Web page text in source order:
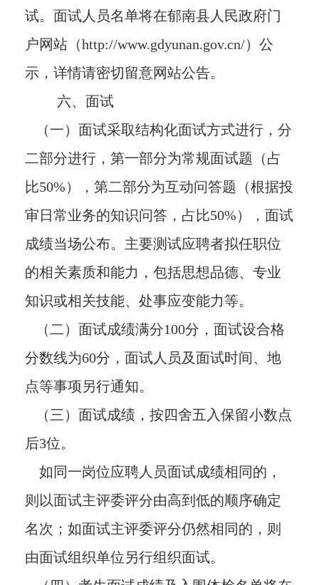
试。面试人员名单将在郁南县人民政府门
户网站（http://www.gdyunan.gov.cn/）公
示，详情请密切留意网站公告。
六、面试
（一）面试采取结构化面试方式进行，分
二部分进行，第一部分为常规面试题（占
比50%），第二部分为互动问答题（根据投
审日常业务的知识问答，占比50%），面试
成绩当场公布。主要测试应聘者拟任职位
的相关素质和能力，包括思想品德、专业
知识或相关技能、处事应变能力等。
（二）面试成绩满分100分，面试设合格
分数线为60分，面试人员及面试时间、地
点等事项另行通知。
（三）面试成绩，按四舍五入保留小数点
后3位。
如同一岗位应聘人员面试成绩相同的，
则以面试主评委评分由高到低的顺序确定
名次；如面试主评委评分仍然相同的，则
由面试组织单位另行组织面试。